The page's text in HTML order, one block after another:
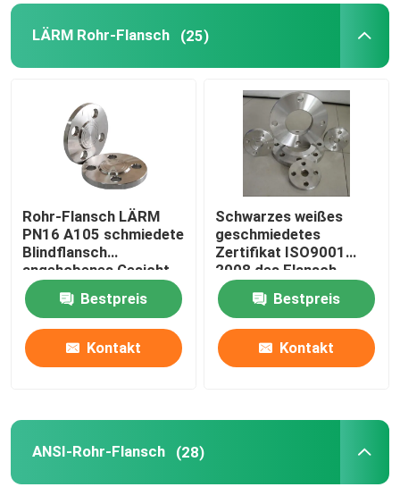
Rohr aus Kohlenstoffstahl
LÄRM Rohr-Flansch (25)
Rohr-Flansch LÄRM
PN16 A105 schmiedete
Blindflansch
angehobenes Gesicht
Bestpreis
Kontakt
Schwarzes weißes
geschmiedetes
Zertifikat ISO9001
2008 des Flansch-
Gost-12820
Bestpreis
Kontakt
ANSI-Rohr-Flansch (28)